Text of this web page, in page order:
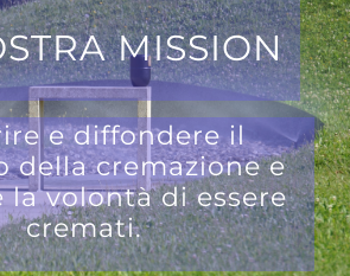
MISSION
e diffondere il
della cremazione e
la volontà di essere
cremati.